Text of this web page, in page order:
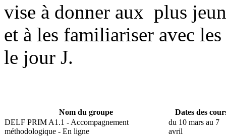
vise à donner aux plus
et à les familiariser avec
le jour J.
Nom du groupe
Dates des
DELF PRIM A1.1 - Accompagnement
méthodologique - En ligne
du 10 mars au 7
avril